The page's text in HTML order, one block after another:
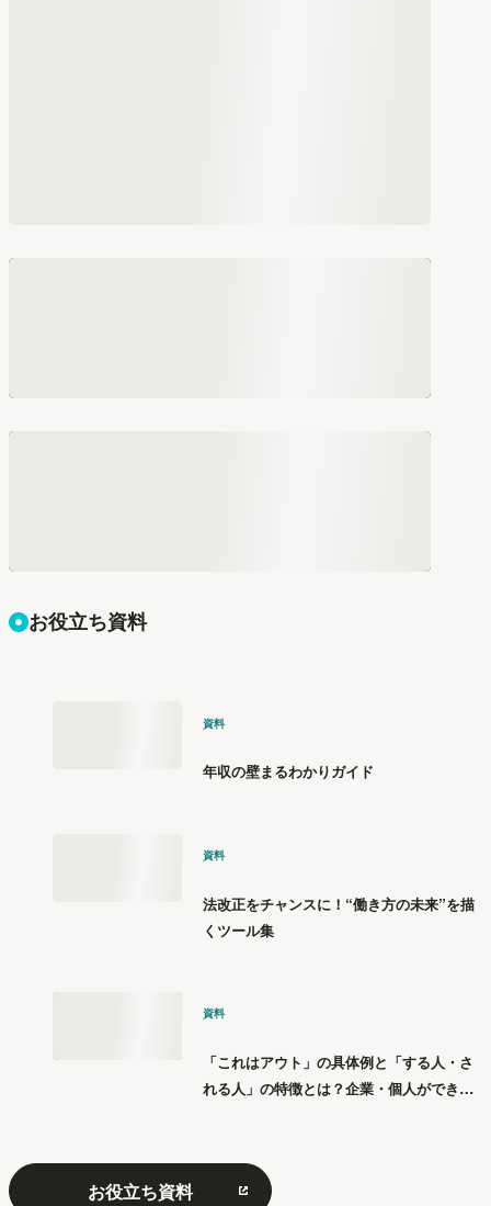
お役立ち資料
資料
年収の壁まるわかりガイド
資料
法改正をチャンスに！“働き方の未来”を描
くツール集
資料
「これはアウト」の具体例と「する人・さ
れる人」の特徴とは？企業・個人ができる
お役立ち資料